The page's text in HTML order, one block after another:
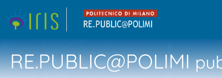
RE.PUBLIC@POLIMI